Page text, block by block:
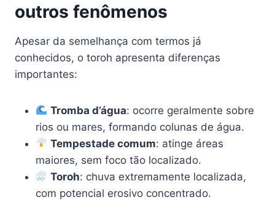
outros fenômenos
Apesar da semelhança com termos já
conhecidos, o toroh apresenta diferenças
importantes:
Tromba d’água: ocorre geralmente sobre
rios ou mares, formando colunas de água.
Tempestade comum: atinge áreas
maiores, sem foco tão localizado.
Toroh: chuva extremamente localizada,
com potencial erosivo concentrado.